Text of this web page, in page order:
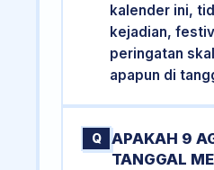
kalender ini,
kejadian,
peringatan
apapun di
Q
APAKAH 9
TANGGAL